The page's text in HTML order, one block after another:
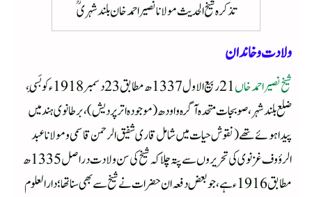
تذکرہ شیخ الحدیث مولانا نصیر احمد خان بلند شہریؒ
ولادت و خاندان
شیخ نصیر احمد خاں
21 ربیع الاول 1337ھ مطابق 23 دسمبر 1918ء کو بَسِی،
ضلع بلند شہر، صوبجات متحدہ آگرہ و اودھ (موجودہ اترپردیش)، برطانوی ہند میں
پیدا ہوئے تھے (نقوش حیات میں شامل قاری شفیق الرحمن قاسمی و مولانا عبد
الرؤوف غزنوی کی تحریروں سے پتہ چلا کہ شیخ کی سن ولادت دراصل 1335ھ
مطابق 1916ء ہے، جو بعض دفعہ ان حضرات نے شیخ سے بھی سنا تھا؛ دار العلوم